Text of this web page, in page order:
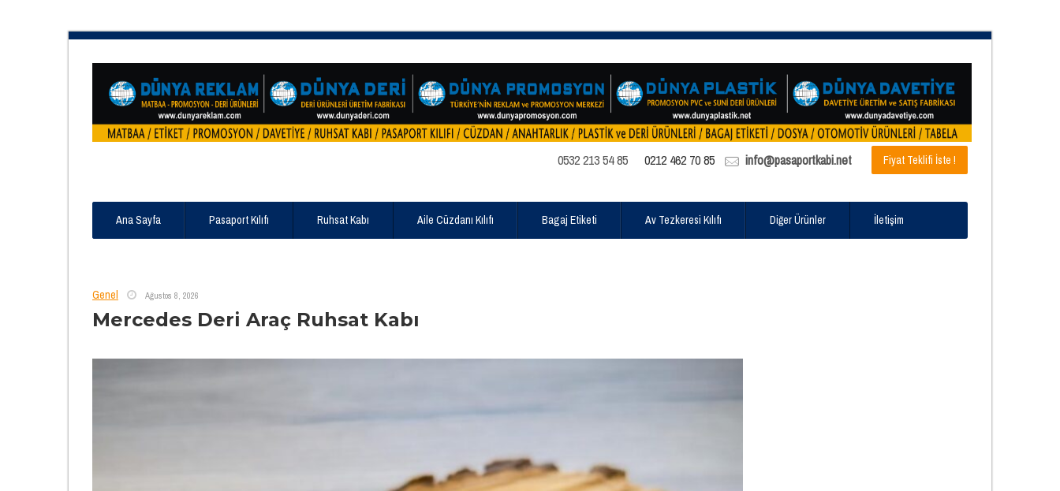
0532 213 54 85 0212 462 70 85 info@pasaportkabi.net Fiyat Teklifi İste !
Ana Sayfa Pasaport Kılıfı Ruhsat Kabı Aile Cüzdanı Kılıfı Bagaj Etiketi Av Tezkeresi Kılıfı Diğer Ürünler İletişim
Genel Ağustos 8, 2026
Mercedes Deri Araç Ruhsat Kabı